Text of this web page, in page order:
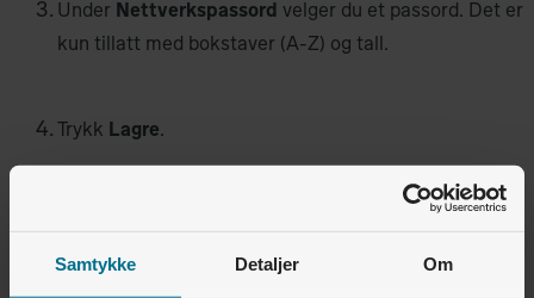
Samtykke Detaljer Om
Under Nettverkspassord velger du et passord. Det er
kun tillatt med bokstaver (A-Z) og tall.
Trykk Lagre.
Dersom du ikke får til å endre selv kan du ta kontakt med
kundeservicepå chat eller telefon 51 90 80 90.